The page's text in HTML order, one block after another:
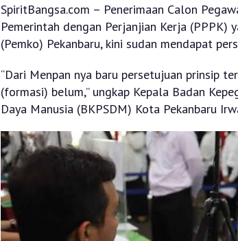
SpiritBangsa.com – Penerimaan Calon
Pemerintah dengan Perjanjian Kerja (PPPK)
(Pemko) Pekanbaru, kini sudan mendapat
“Dari Menpan nya baru persetujuan prinsip
(formasi) belum,” ungkap Kepala Badan
Daya Manusia (BKPSDM) Kota Pekanbaru